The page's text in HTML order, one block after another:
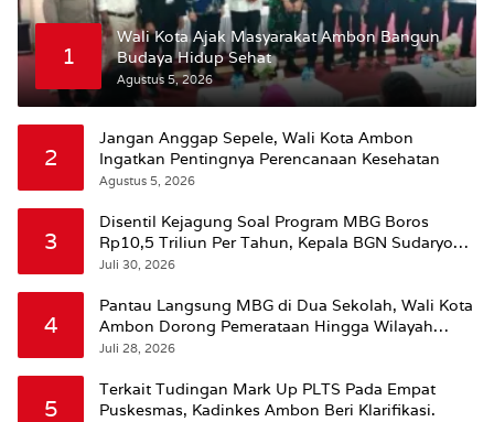
1
Wali Kota Ajak Masyarakat Ambon Bangun
Budaya Hidup Sehat
Agustus 5, 2026
2
Jangan Anggap Sepele, Wali Kota Ambon
Ingatkan Pentingnya Perencanaan Kesehatan
Agustus 5, 2026
3
Disentil Kejagung Soal Program MBG Boros
Rp10,5 Triliun Per Tahun, Kepala BGN Sudaryono
Beri Penjelasan
Juli 30, 2026
4
Pantau Langsung MBG di Dua Sekolah, Wali Kota
Ambon Dorong Pemerataan Hingga Wilayah
Leitimur Selatan
Juli 28, 2026
5
Terkait Tudingan Mark Up PLTS Pada Empat
Puskesmas, Kadinkes Ambon Beri Klarifikasi.